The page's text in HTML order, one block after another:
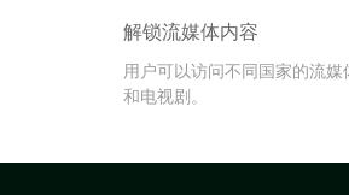
解锁流媒体内容
用户可以访问不同国家的流
和电视剧。